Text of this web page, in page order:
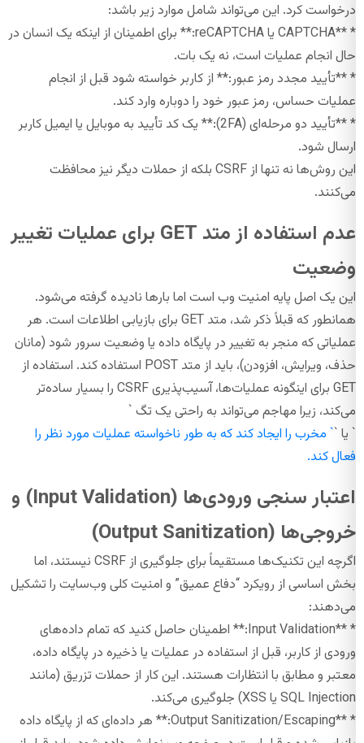
درخواست کرد. این می‌تواند شامل موارد زیر باشد:
* **CAPTCHA یا reCAPTCHA:** برای اطمینان از اینکه یک انسان در
حال انجام عملیات است، نه یک بات.
* **تأیید مجدد رمز عبور:** از کاربر خواسته شود قبل از انجام
عملیات حساس، رمز عبور خود را دوباره وارد کند.
* **تأیید دو مرحله‌ای (2FA):** یک کد تأیید به موبایل یا ایمیل کاربر
ارسال شود.
این روش‌ها نه تنها از CSRF بلکه از حملات دیگر نیز محافظت
می‌کنند.
عدم استفاده از متد GET برای عملیات تغییر
وضعیت
این یک اصل پایه امنیت وب است اما بارها نادیده گرفته می‌شود.
همانطور که قبلاً ذکر شد، متد GET برای بازیابی اطلاعات است. هر
عملیاتی که منجر به تغییر در پایگاه داده یا وضعیت سرور شود (مانان
حذف، ویرایش، افزودن)، باید از متد POST استفاده کند. استفاده از
GET برای اینگونه عملیات‌ها، آسیب‌پذیری CSRF را بسیار ساده‌تر
می‌کند، زیرا مهاجم می‌تواند به راحتی یک تگ `
` یا `` مخرب را ایجاد کند که به طور ناخواسته عملیات مورد نظر را
فعال کند.
اعتبار سنجی ورودی‌ها (Input Validation) و
خروجی‌ها (Output Sanitization)
اگرچه این تکنیک‌ها مستقیماً برای جلوگیری از CSRF نیستند، اما
بخش اساسی از رویکرد “دفاع عمیق” و امنیت کلی وب‌سایت را تشکیل
می‌دهند:
* **Input Validation:** اطمینان حاصل کنید که تمام داده‌های
ورودی از کاربر، قبل از استفاده در عملیات یا ذخیره در پایگاه داده،
معتبر و مطابق با انتظارات هستند. این کار از حملات تزریق (مانند
SQL Injection یا XSS) جلوگیری می‌کند.
* **Output Sanitization/Escaping:** هر داده‌ای که از پایگاه داده